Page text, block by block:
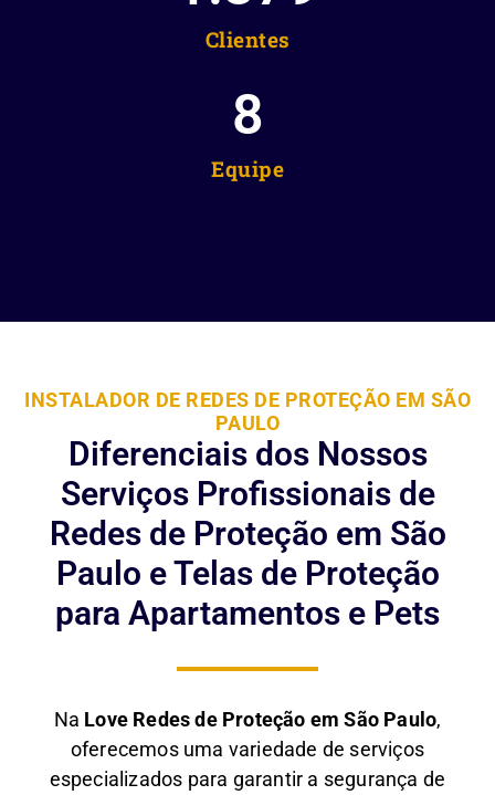
Clientes
Equipe
8
INSTALADOR DE REDES DE PROTEÇÃO EM SÃO
PAULO
Diferenciais dos Nossos
Serviços Profissionais de
Redes de Proteção em São
Paulo e Telas de Proteção
para Apartamentos e Pets
Na Love Redes de Proteção em São Paulo,
oferecemos uma variedade de serviços
especializados para garantir a segurança de